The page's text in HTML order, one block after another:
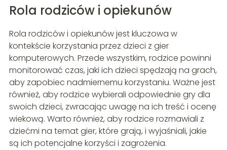
Rola rodziców i opiekunów
Rola rodziców i opiekunów jest kluczowa w
kontekście korzystania przez dzieci z gier
komputerowych. Przede wszystkim, rodzice powinni
monitorować czas, jaki ich dzieci spędzają na grach,
aby zapobiec nadmiernemu korzystaniu. Ważne jest
również, aby rodzice wybierali odpowiednie gry dla
swoich dzieci, zwracając uwagę na ich treść i ocenę
wiekową. Warto również, aby rodzice rozmawiali z
dziećmi na temat gier, które grają, i wyjaśniali, jakie
są ich potencjalne korzyści i zagrożenia.